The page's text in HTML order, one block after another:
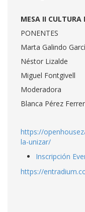
MESA II CULTURA
PONENTES
Marta Galindo
Néstor Lizalde
Miguel Fontgivell
Moderadora
Blanca Pérez Ferrer
https://
la-unizar/
Inscripción
https://